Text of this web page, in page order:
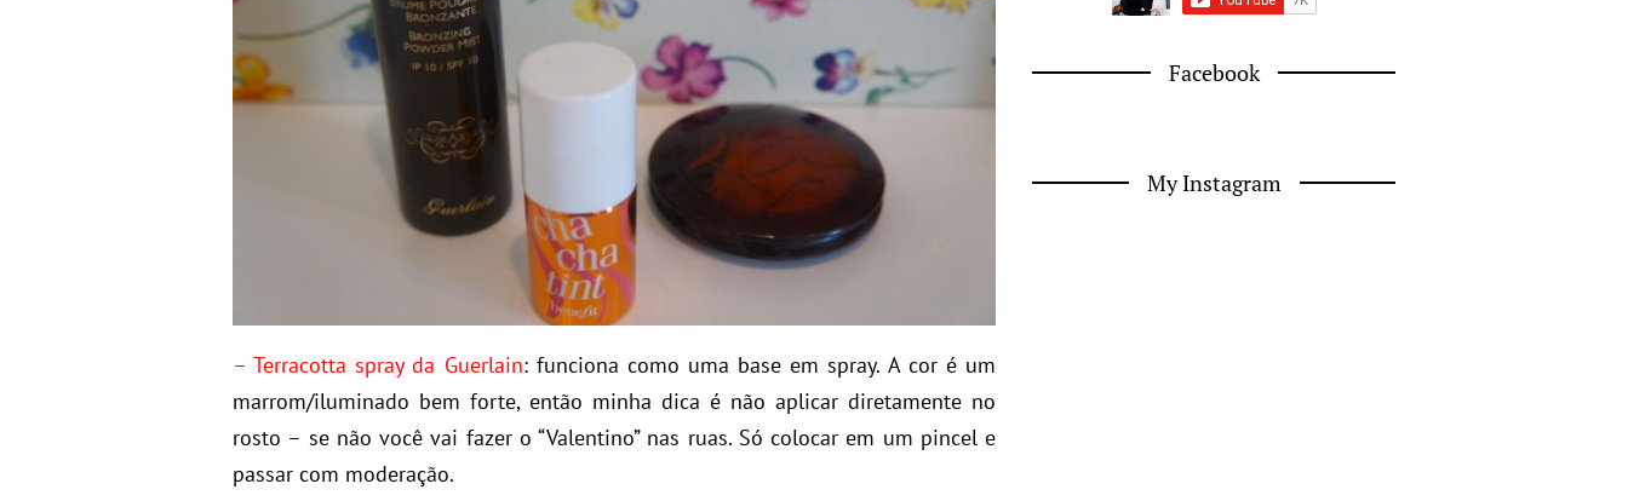
– Terracotta spray da Guerlain: funciona como uma base em spray. A cor é um
marrom/iluminado bem forte, então minha dica é não aplicar diretamente no
rosto – se não você vai fazer o “Valentino” nas ruas. Só colocar em um pincel e
passar com moderação.
Facebook
My Instagram